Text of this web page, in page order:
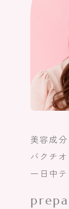
美容成
バクチ
一日中